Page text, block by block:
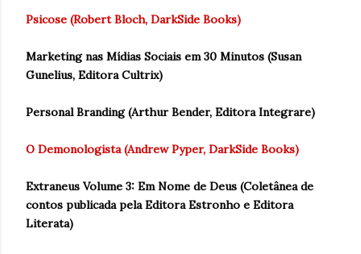
Psicose (Robert Bloch, DarkSide Books)
Marketing nas Mídias Sociais em 30 Minutos (Susan
Gunelius, Editora Cultrix)
Personal Branding (Arthur Bender, Editora Integrare)
O Demonologista (Andrew Pyper, DarkSide Books)
Extraneus Volume 3: Em Nome de Deus (Coletânea de
contos publicada pela Editora Estronho e Editora
Literata)